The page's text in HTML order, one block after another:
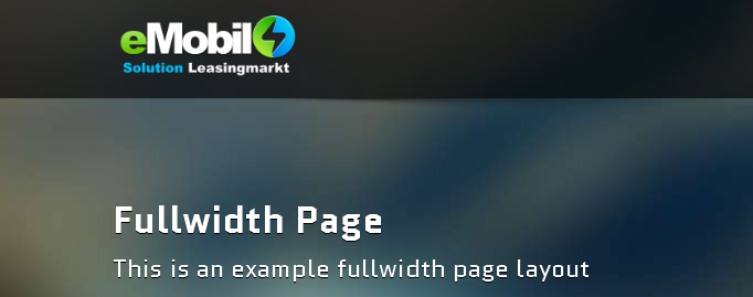
Fullwidth Page
This is an example fullwidth page layout